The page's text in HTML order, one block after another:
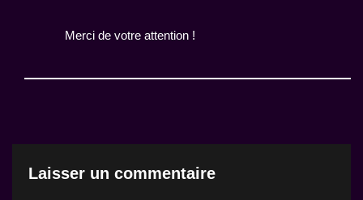
Merci de votre attention !
Laisser un commentaire